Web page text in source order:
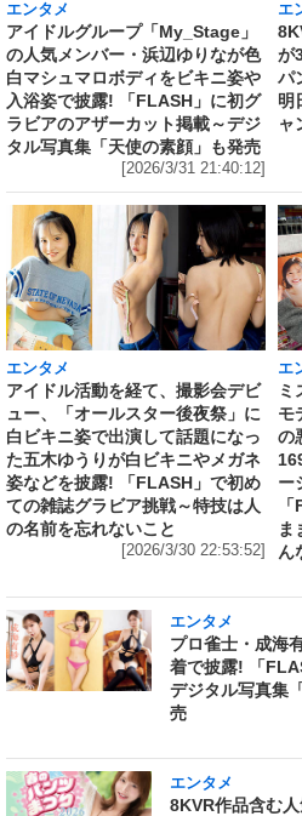
エンタメ
アイドルグループ「My_Stage」
の人気メンバー・浜辺ゆりなが色
白マシュマロボディをビキニ姿や
入浴姿で披露! 「FLASH」に初グ
ラビアのアザーカット掲載～デジ
タル写真集「天使の素顔」も発売
[2026/3/31 21:40:12]
エ
が
パ
明
ャ
エンタメ
アイドル活動を経て、撮影会デビ
ュー、「オールスター後夜祭」に
白ビキニ姿で出演して話題になっ
た五木ゆうりが白ビキニやメガネ
姿などを披露! 「FLASH」で初め
ての雑誌グラビア挑戦～特技は人
の名前を忘れないこと
[2026/3/30 22:53:52]
エ
ミ
モ
の
ー
ま
ん
エンタメ
プロ雀士・成海
着で披露! 「
デジタル写真集
売
エンタメ
8KVR作品含む